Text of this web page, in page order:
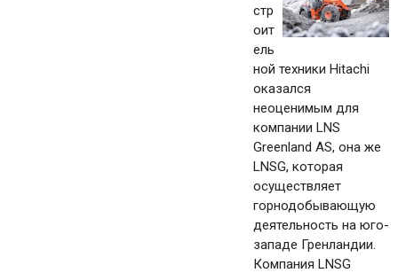
стр
оит
ель
ной техники Hitachi
оказался
неоценимым для
компании LNS
Greenland AS, она же
LNSG, которая
осуществляет
горнодобывающую
деятельность на юго-
западе Гренландии.
Компания LNSG